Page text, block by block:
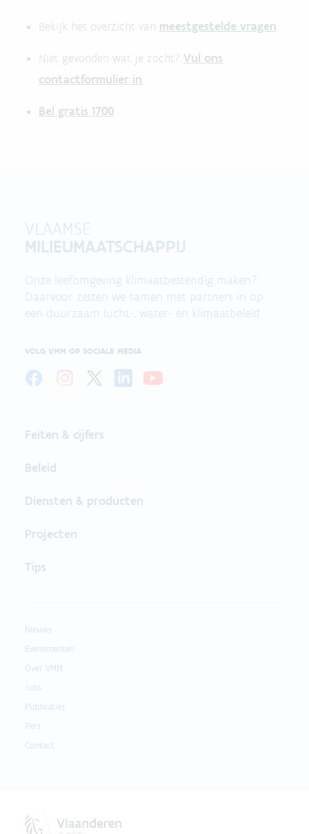
Bekijk het overzicht van meestgestelde vragen.
Niet gevonden wat je zocht? Vul ons
contactformulier in.
Bel gratis 1700
VLAAMSE
MILIEUMAATSCHAPPIJ
Onze leefomgeving klimaatbestendig maken?
Daarvoor zetten we samen met partners in op
een duurzaam lucht-, water- en klimaatbeleid.
VOLG VMM OP SOCIALE MEDIA
Feiten & cijfers
Beleid
Diensten & producten
Projecten
Tips
Nieuws
Evenementen
Over VMM
Jobs
Publicaties
Pers
Contact